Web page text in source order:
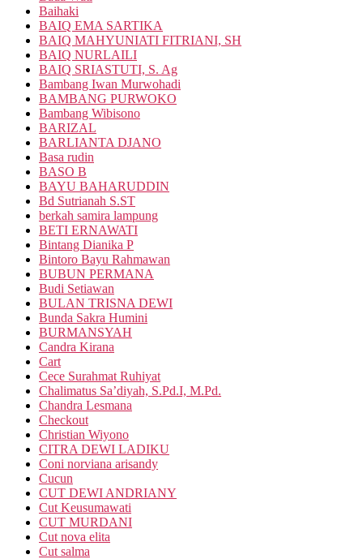
Baihaki
BAIQ EMA SARTIKA
BAIQ MAHYUNIATI FITRIANI, SH
BAIQ NURLAILI
BAIQ SRIASTUTI, S. Ag
Bambang Iwan Murwohadi
BAMBANG PURWOKO
Bambang Wibisono
BARIZAL
BARLIANTA DJANO
Basa rudin
BASO B
BAYU BAHARUDDIN
Bd Sutrianah S.ST
berkah samira lampung
BETI ERNAWATI
Bintang Dianika P
Bintoro Bayu Rahmawan
BUBUN PERMANA
Budi Setiawan
BULAN TRISNA DEWI
Bunda Sakra Humini
BURMANSYAH
Candra Kirana
Cart
Cece Surahmat Ruhiyat
Chalimatus Sa’diyah, S.Pd.I, M.Pd.
Chandra Lesmana
Checkout
Christian Wiyono
CITRA DEWI LADIKU
Coni norviana arisandy
Cucun
CUT DEWI ANDRIANY
Cut Keusumawati
CUT MURDANI
Cut nova elita
Cut salma